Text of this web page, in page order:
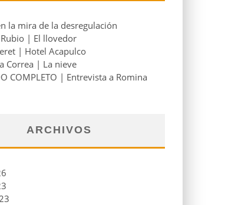
la mira de la desregulación
| El llovedor
| Hotel Acapulco
Correa | La nieve
COMPLETO | Entrevista a Romina
ARCHIVOS